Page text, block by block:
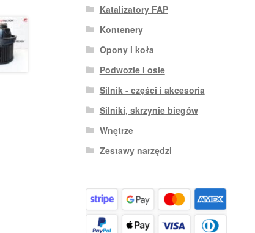
Katalizatory FAP
Kontenery
Opony i koła
Podwozie i osie
Silnik - części i akcesoria
Silniki, skrzynie biegów
Wnętrze
Zestawy narzędzi